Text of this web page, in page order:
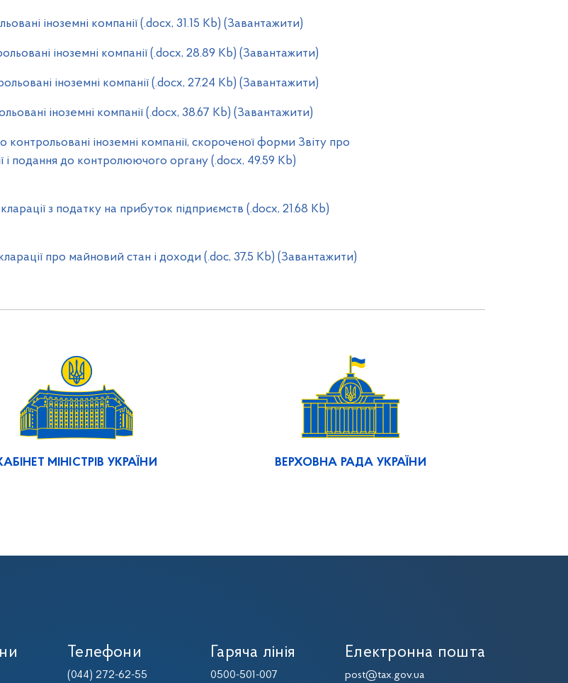
іноземні компанії (.docx, 31.15 Kb) (Завантажити)
іноземні компанії (.docx, 28.89 Kb) (Завантажити)
іноземні компанії (.docx, 27.24 Kb) (Завантажити)
іноземні компанії (.docx, 38.67 Kb) (Завантажити)
іноземні компанії, скороченої форми Звіту про
і подання до контролюючого органу (.docx, 49.59 Kb)
з податку на прибуток підприємств (.docx, 21.68 Kb)
про майновий стан і доходи (.doc, 37,5 Kb) (Завантажити)
МІНІСТРІВ УКРАЇНИ ВЕРХОВНА РАДА УКРАЇНИ
Телефони
(044) 272-62-55
Гаряча лінія
0500-501-007
Електронна пошта
post@tax.gov.ua